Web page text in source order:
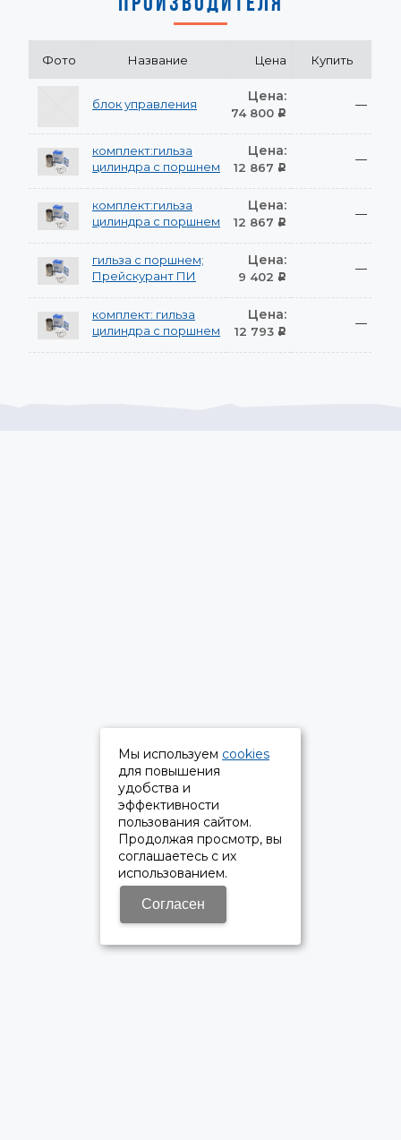
ПРОИЗВОДИТЕЛЯ
Фото Название Цена Купить
блок управления Цена:
74 800 Р
—
комплект:гильза
цилиндра с поршнем
Цена:
12 867 Р
—
комплект:гильза
цилиндра с поршнем
Цена:
12 867 Р
—
гильза с поршнем;
Прейскурант ПИ
Цена:
9 402 Р
—
комплект: гильза
цилиндра с поршнем
Цена:
12 793 Р
—
Мы используем cookies
для повышения
удобства и
эффективности
пользования сайтом.
Продолжая просмотр, вы
соглашаетесь с их
использованием.
Согласен